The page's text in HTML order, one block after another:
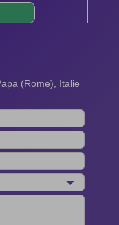
(Rome), Italie